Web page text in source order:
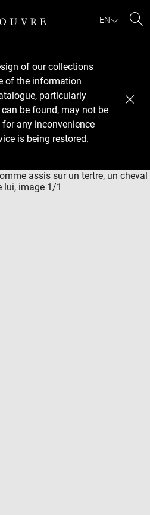
EN
of our collections
of the information
particularly
be found, may not be
any inconvenience
is being restored.